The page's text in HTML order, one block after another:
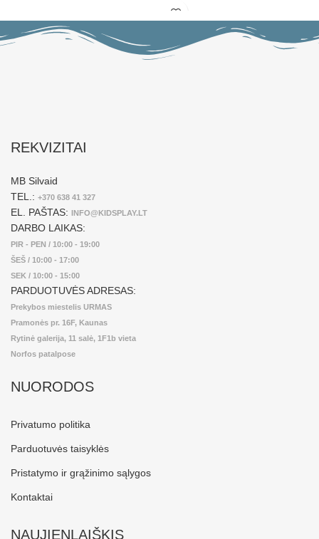
REKVIZITAI
MB Silvaid
TEL.: +370 638 41 327
EL. PAŠTAS: INFO@KIDSPLAY.LT
DARBO LAIKAS:
PIR - PEN / 10:00 - 19:00
ŠEŠ / 10:00 - 17:00
SEK / 10:00 - 15:00
PARDUOTUVĖS ADRESAS:
Prekybos miestelis URMAS
Pramonės pr. 16F, Kaunas
Rytinė galerija, 11 salė, 1F1b vieta
Norfos patalpose
NUORODOS
Privatumo politika
Parduotuvės taisyklės
Pristatymo ir grąžinimo sąlygos
Kontaktai
NAUJIENLAIŠKIS